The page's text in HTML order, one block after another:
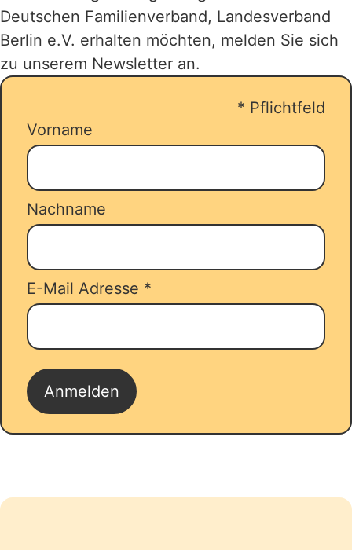
Bis zu 14 Übernachtungen, in einer
gemeinnützigen Ferienwohnungen,
einem Ferienhaus oder Familienzimmer
reservieren/buchen Ihren Urlaub und
stellen parallel dazu ihren Antrag über
unseren
Deutschen Familienverband, Landesverband
Berlin e.V. erhalten möchten, melden Sie sich
zu unserem Newsletter an.
* Pflichtfeld
Vorname
Nachname
E-Mail Adresse *